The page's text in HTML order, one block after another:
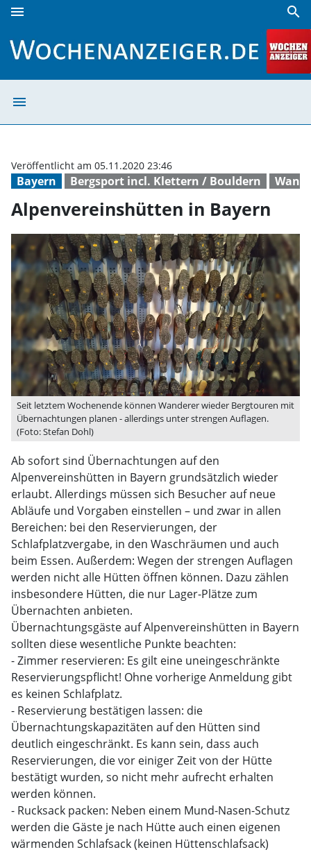
menu search
menu
Bayern Bergsport incl. Klettern / Bouldern
Veröffentlicht am 05.11.2020 23:46
Alpenvereinshütten in Bayern
Seit letztem Wochenende können Wanderer wieder Bergtouren mit
Übernachtungen planen - allerdings unter strengen Auflagen.
(Foto: Stefan Dohl)
Ab sofort sind Übernachtungen auf den
Alpenvereinshütten in Bayern grundsätzlich wieder
erlaubt. Allerdings müssen sich Besucher auf neue
Abläufe und Vorgaben einstellen – und zwar in allen
Bereichen: bei den Reservierungen, der
Schlafplatzvergabe, in den Waschräumen und auch
beim Essen. Außerdem: Wegen der strengen Auflagen
werden nicht alle Hütten öffnen können. Dazu zählen
insbesondere Hütten, die nur Lager-Plätze zum
Übernachten anbieten.
Übernachtungsgäste auf Alpenvereinshütten in Bayern
sollten diese wesentliche Punkte beachten:
- Zimmer reservieren: Es gilt eine uneingeschränkte
Reservierungspflicht! Ohne vorherige Anmeldung gibt
es keinen Schlafplatz.
- Reservierung bestätigen lassen: die
Übernachtungskapazitäten auf den Hütten sind
deutlich eingeschränkt. Es kann sein, dass auch
Reservierungen, die vor einiger Zeit von der Hütte
bestätigt wurden, so nicht mehr aufrecht erhalten
werden können.
- Rucksack packen: Neben einem Mund-Nasen-Schutz
werden die Gäste je nach Hütte auch einen eigenen
wärmenden Schlafsack (keinen Hüttenschlafsack)